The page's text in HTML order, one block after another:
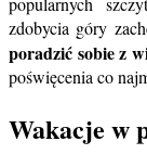
zdobycia góry
poradzić sobie z
poświęcenia co
Wakacje w